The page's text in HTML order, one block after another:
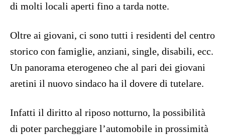
di molti locali aperti fino a tarda notte.
Oltre ai giovani, ci sono tutti i residenti del centro
storico con famiglie, anziani, single, disabili, ecc.
Un panorama eterogeneo che al pari dei giovani
aretini il nuovo sindaco ha il dovere di tutelare.
Infatti il diritto al riposo notturno, la possibilità
di poter parcheggiare l’automobile in prossimità